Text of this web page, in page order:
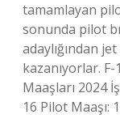
tamamlayan
sonunda pilot
adaylığından
kazanıyorlar.
Maaşları 2024
16 Pilot Maaşı: